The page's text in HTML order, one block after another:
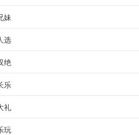
妹
选
绝
乐
礼
玩